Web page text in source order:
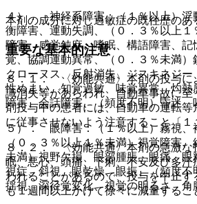
本剤の成分に対し過敏症の既往歴のあ
重要な基本的注意
８．１． 〈効能共通〉本剤の投与に
識消失等があらわれ、自動車事故に
剤投与中の患者には、自動車の運転
に従事させないよう注意すること〔１
８．２． 〈効能共通〉本剤の急激な
眠、悪心、頭痛、下痢、不安及び多汗
われることがあるので、投与を中止す
も１週間以上かけて徐々に減量するこ
４）． 神経系障害：（１％以上）浮
衡障害、運動失調、（０．３％以上１
障害、感覚鈍麻、嗜眠、構語障害、記
覚、協調運動異常、（０．３％未満）
クローヌス、反射消失、ジスキネジ
性めまい、知覚過敏、味覚異常、灼
障害、会話障害、（頻度不明）昏迷
５）． 眼障害：（１％以上）霧視、
（０．３％以上１％未満）視覚障害
未満）視野欠損、眼部腫脹、眼痛、
視症、斜視、眼乾燥、眼振、（頻度不
揺視、深径覚変化、視覚の明るさ、角